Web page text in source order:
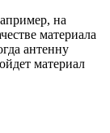
на
материала
антенну
материал